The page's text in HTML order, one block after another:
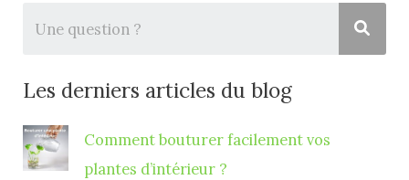
Les derniers articles du blog
Comment bouturer facilement vos
plantes d’intérieur ?